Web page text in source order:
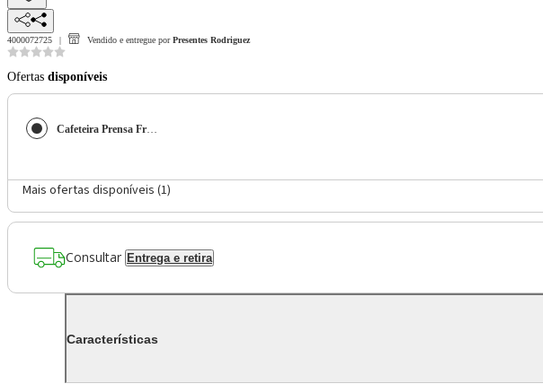
4000072725 Vendido e entregue por Presentes Rodriguez
Ofertas disponíveis
Cafeteira Prensa Francesa 1 Litro Rosa Shell Pink Le Creuset
Mais ofertas disponíveis (1)
Consultar Entrega e retira
Características